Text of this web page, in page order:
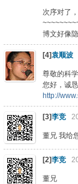
次序对了
博文好像隐
[4]袁顺波
尊敬的科
您好，诚
http://
[3]李竞
董兄 我给
[2]李竞
董兄